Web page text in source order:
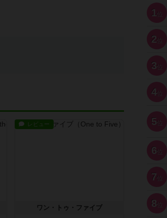
レビュー
ワン・トゥ・ファイブ
1 位
2 位
3 位
4位
5 位
6 位
7 位
8 位